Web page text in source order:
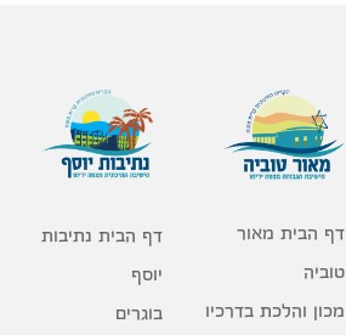
דף הבית מאור
טוביה
מכון והלכת בדרכיו
דף הבית נתיבות
יוסף
בוגרים